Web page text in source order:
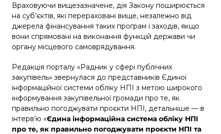
Враховуючи вищезазначене, дія Закону поширюється
на суб’єктів, які перераховані вище, незалежно від
джерела фінансування таких програм і заходів, якщо
вони спрямовані на виконання функцій держави чи
органу місцевого самоврядування.
Редакція порталу «Радник у сфері публічних
закупівель» звернулася до представників Єдиної
інформаційної системи обліку НПІ з метою широкого
інформування закупівельної громади про те, як
правильно погоджувати проєкти НПІ, детальніше — в
інтерв’ю «Єдина інформаційна система обліку НПІ
про те, як правильно погоджувати проєкти НПІ та